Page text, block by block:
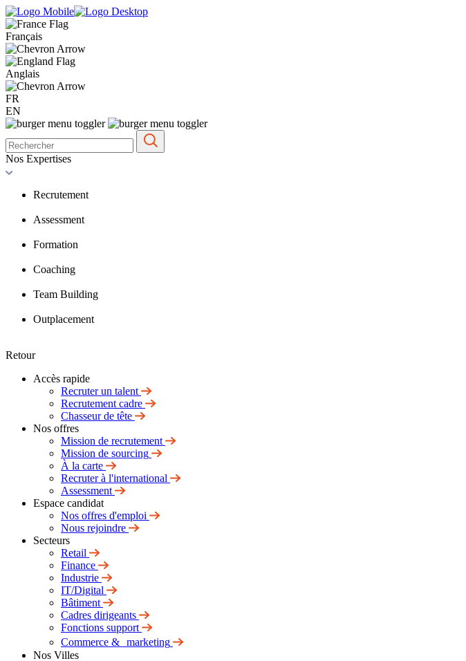
Français
Anglais
FR
EN
Nos Expertises
Recrutement
Assessment
Formation
Coaching
Team Building
Outplacement
Retour
Accès rapide
Recruter un talent
Recrutement cadre
Chasseur de tête
Nos offres
Mission de recrutement
Mission de sourcing
À la carte
Recruter à l'international
Assessment
Espace candidat
Nos offres d'emploi
Nous rejoindre
Secteurs
Retail
Finance
Industrie
IT/Digital
Bâtiment
Cadres dirigeants
Fonctions support
Commerce & marketing
Nos Villes